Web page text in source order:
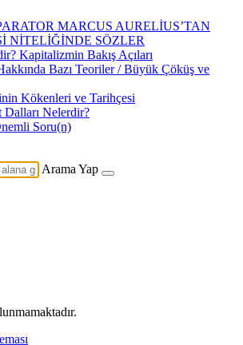
MARCUS AURELİUS’TAN
NİTELİĞİNDE SÖZLER
Kapitalizmin Bakış Açıları
Bazı Teoriler / Büyük Çöküş ve
Kökenleri ve Tarihçesi
Nelerdir?
Soru(n)
Arama Yap